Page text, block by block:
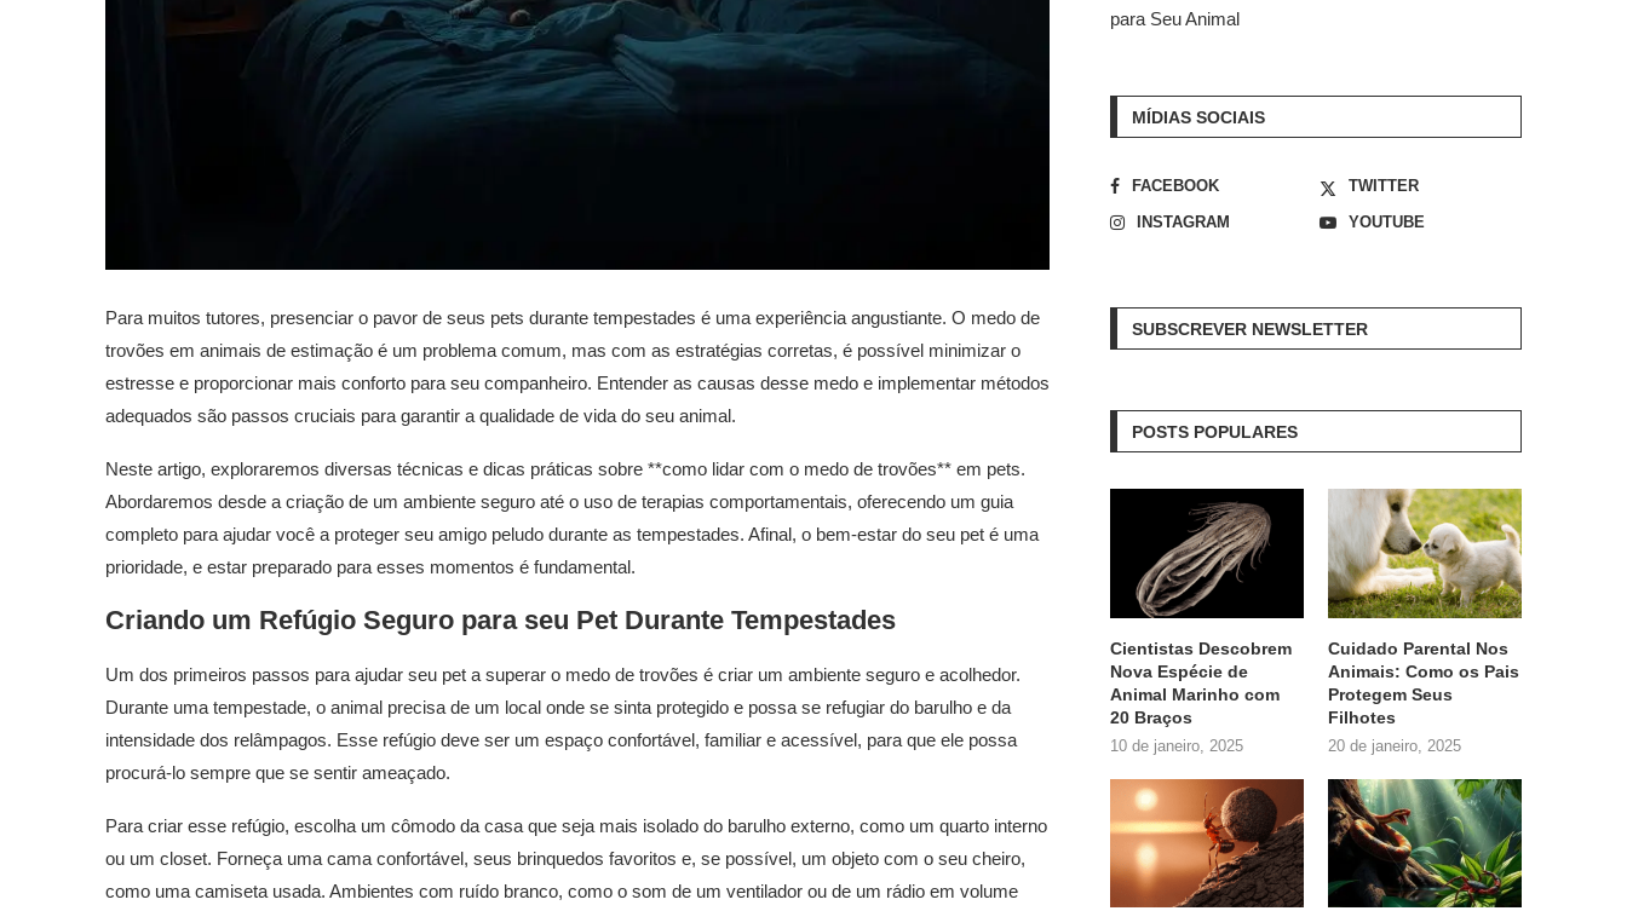
Para muitos tutores, presenciar o pavor de seus pets durante tempestades é uma experiência angustiante. O medo de
trovões em animais de estimação é um problema comum, mas com as estratégias corretas, é possível minimizar o
estresse e proporcionar mais conforto para seu companheiro. Entender as causas desse medo e implementar métodos
adequados são passos cruciais para garantir a qualidade de vida do seu animal.
Neste artigo, exploraremos diversas técnicas e dicas práticas sobre **como lidar com o medo de trovões** em pets.
Abordaremos desde a criação de um ambiente seguro até o uso de terapias comportamentais, oferecendo um guia
completo para ajudar você a proteger seu amigo peludo durante as tempestades. Afinal, o bem-estar do seu pet é uma
prioridade, e estar preparado para esses momentos é fundamental.
Criando um Refúgio Seguro para seu Pet Durante Tempestades
Um dos primeiros passos para ajudar seu pet a superar o medo de trovões é criar um ambiente seguro e acolhedor.
Durante uma tempestade, o animal precisa de um local onde se sinta protegido e possa se refugiar do barulho e da
intensidade dos relâmpagos. Esse refúgio deve ser um espaço confortável, familiar e acessível, para que ele possa
procurá-lo sempre que se sentir ameaçado.
Para criar esse refúgio, escolha um cômodo da casa que seja mais isolado do barulho externo, como um quarto interno
ou um closet. Forneça uma cama confortável, seus brinquedos favoritos e, se possível, um objeto com o seu cheiro,
como uma camiseta usada. Ambientes com ruído branco, como o som de um ventilador ou de um rádio em volume
para Seu Animal
MÍDIAS SOCIAIS
FACEBOOK
TWITTER
INSTAGRAM
YOUTUBE
SUBSCREVER NEWSLETTER
POSTS POPULARES
Cientistas Descobrem
Nova Espécie de
Animal Marinho com
20 Braços
10 de janeiro, 2025
Cuidado Parental Nos
Animais: Como os Pais
Protegem Seus
Filhotes
20 de janeiro, 2025